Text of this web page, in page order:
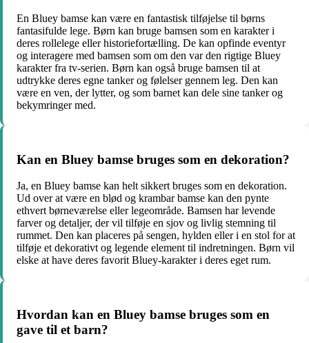
En Bluey bamse kan være en fantastisk tilføjelse til børns
fantasifulde lege. Børn kan bruge bamsen som en karakter i
deres rollelege eller historiefortælling. De kan opfinde eventyr
og interagere med bamsen som om den var den rigtige Bluey
karakter fra tv-serien. Børn kan også bruge bamsen til at
udtrykke deres egne tanker og følelser gennem leg. Den kan
være en ven, der lytter, og som barnet kan dele sine tanker og
bekymringer med.
Kan en Bluey bamse bruges som en dekoration?
Ja, en Bluey bamse kan helt sikkert bruges som en dekoration.
Ud over at være en blød og krambar bamse kan den pynte
ethvert børneværelse eller legeområde. Bamsen har levende
farver og detaljer, der vil tilføje en sjov og livlig stemning til
rummet. Den kan placeres på sengen, hylden eller i en stol for at
tilføje et dekorativt og legende element til indretningen. Børn vil
elske at have deres favorit Bluey-karakter i deres eget rum.
Hvordan kan en Bluey bamse bruges som en
gave til et barn?